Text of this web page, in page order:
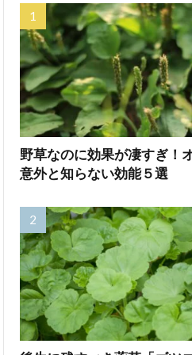
野草なのに効果が凄すぎ！
意外と知らない効能５選